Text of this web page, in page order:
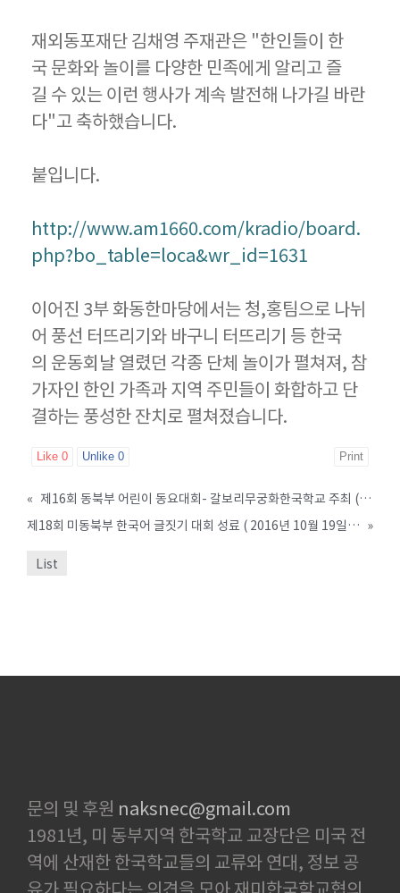
재외동포재단 김채영 주재관은 "한인들이 한
국 문화와 놀이를 다양한 민족에게 알리고 즐
길 수 있는 이런 행사가 계속 발전해 나가길 바란
다"고 축하했습니다.
붙입니다.
http://www.am1660.com/kradio/board.
php?bo_table=loca&wr_id=1631
이어진 3부 화동한마당에서는 청,홍팀으로 나뉘
어 풍선 터뜨리기와 바구니 터뜨리기 등 한국
의 운동회날 열렸던 각종 단체 놀이가 펼쳐져, 참
가자인 한인 가족과 지역 주민들이 화합하고 단
결하는 풍성한 잔치로 펼쳐졌습니다.
Like 0 Unlike 0 Print
«
제16회 동북부 어린이 동요대회- 갈보리무궁화한국학교 주최 (2016년 6월 8일 입력)
제18회 미동북부 한국어 글짓기 대회 성료 ( 2016년 10월 19일 입력) »
List
문의 및 후원 naksnec@gmail.com
1981년, 미 동부지역 한국학교 교장단은 미국 전
역에 산재한 한국학교들의 교류와 연대, 정보 공
유가 필요하다는 의견을 모아 재미한국학교협의